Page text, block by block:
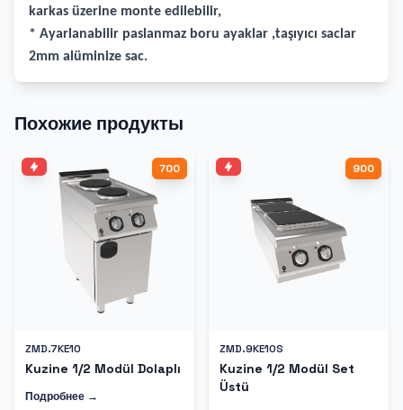
karkas üzerine monte edilebilir,
* Ayarlanabilir paslanmaz boru ayaklar ,taşıyıcı saclar
2mm alüminize sac.
Похожие продукты
700
ZMD.7KE10
Kuzine 1/2 Modül Dolaplı
Подробнее →
900
ZMD.9KE10S
Kuzine 1/2 Modül Set
Üstü